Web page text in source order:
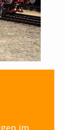
im